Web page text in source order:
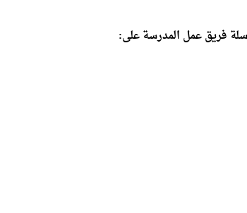
فريق عمل المدرسة على: